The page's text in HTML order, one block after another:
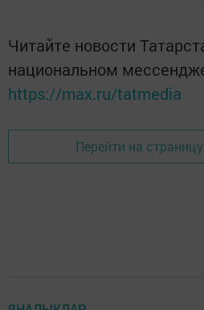
Читайте новости
национальном
https://max.ru/tatmedia
Перейти на